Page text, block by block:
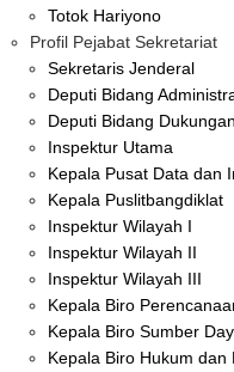
Totok Hariyono
Profil Pejabat Sekretariat
Sekretaris Jenderal
Deputi Bidang
Deputi Bidang
Inspektur Utama
Kepala Pusat Data dan
Kepala Puslitbangdiklat
Inspektur Wilayah I
Inspektur Wilayah II
Inspektur Wilayah III
Kepala Biro
Kepala Biro Sumber
Kepala Biro Hukum dan